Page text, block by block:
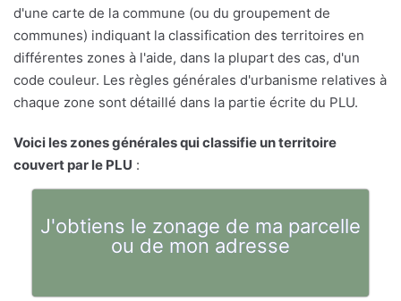
d'une carte de la commune (ou du groupement de
communes) indiquant la classification des territoires en
différentes zones à l'aide, dans la plupart des cas, d'un
code couleur. Les règles générales d'urbanisme relatives à
chaque zone sont détaillé dans la partie écrite du PLU.
Voici les zones générales qui classifie un territoire
couvert par le PLU :
J'obtiens le zonage de ma parcelle
ou de mon adresse